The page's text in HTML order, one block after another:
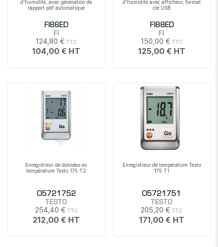
d'humidité, avec génération de
rapport pdf automatique
FI86ED
FI
124,80 €
104,00 €
d'humidité avec afficheur, format
clé USB
FI88ED
FI
150,00 €
125,00 €
Enregistreur de données en
température Testo 175 T2
05721752
TESTO
254,40 €
212,00 €
Enregistreur de température Testo
175 T1
05721751
TESTO
205,20 €
171,00 €